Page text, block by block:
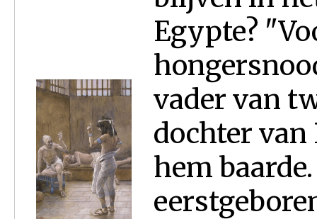
Egypte?
vader van
dochter van
hem